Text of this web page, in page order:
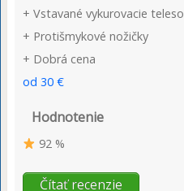
+ Vstavané vykurovacie teleso
+ Protišmykové nožičky
+ Dobrá cena
od 30 €
Hodnotenie
92 %
Čítať recenzie